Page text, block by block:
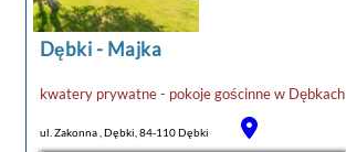
znajduje się 68 km od obiektu.Doba hotelowa
od godziny 15:00 do 10:00.W przypadku ...
noclegi Dębki
Dębki- Majka
kwatery prywatne - pokoje gościnnew Dębkach
ul. Zakonna , Dębki, 84-110 Dębki